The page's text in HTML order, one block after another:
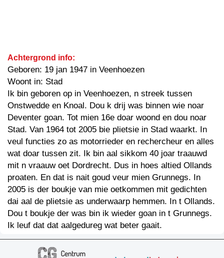
Achtergrond info:
Geboren: 19 jan 1947 in Veenhoezen
Woont in: Stad
Ik bin geboren op in Veenhoezen, n streek tussen
Onstwedde en Knoal. Dou k drij was binnen wie noar
Deventer goan. Tot mien 16e doar woond en dou noar
Stad. Van 1964 tot 2005 bie plietsie in Stad waarkt. In
veul functies zo as motorrieder en rechercheur en alles
wat doar tussen zit. Ik bin aal sikkom 40 joar traauwd
mit n vraauw oet Dordrecht. Dus in hoes altied Ollands
proaten. En dat is nait goud veur mien Grunnegs. In
2005 is der boukje van mie oetkommen mit gedichten
dai aal de plietsie as underwaarp hemmen. In t Ollands.
Dou t boukje der was bin ik wieder goan in t Grunnegs.
Ik leuf dat dat aalgedureg wat beter gaait.